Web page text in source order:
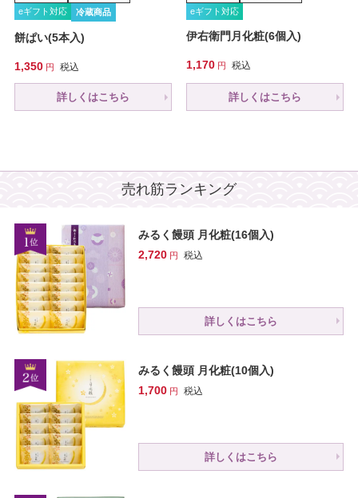
eギフト対応
冷蔵商品
餅ぱい(5本入)
1,350 税込
詳しくはこちら
eギフト対応
伊右衛門月化粧(6個入)
1,170 税込
詳しくはこちら
売れ筋ランキング
みるく饅頭 月化粧(16個入)
2,720
税込
詳しくはこちら
みるく饅頭 月化粧(10個入)
1,700
税込
詳しくはこちら